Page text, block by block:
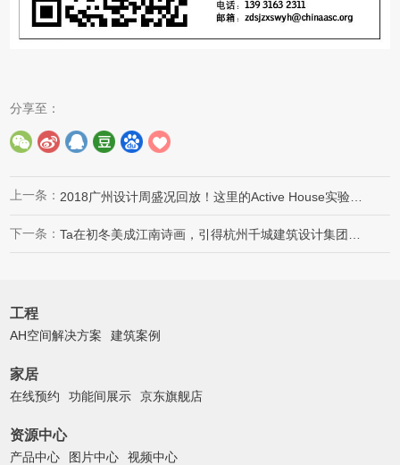
分享至：
上一条：
下一条：
工程
AH空间解决方案 建筑案例
家居
在线预约 功能间展示 京东旗舰店
资源中心
产品中心 图片中心 视频中心